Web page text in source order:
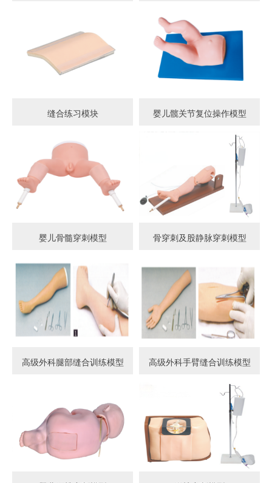
缝合练习模块 婴儿髋关节复位操作模型
婴儿骨髓穿刺模型 骨穿刺及股静脉穿刺模型
高级外科腿部缝合训练模型 高级外科手臂缝合训练模型